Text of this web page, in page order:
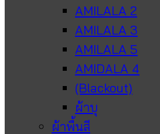
AMILALA 2
AMILALA 3
AMILALA 5
AMIDALA 4
(Blackout)
ผ้าบุ
ผ้าพื้นสี